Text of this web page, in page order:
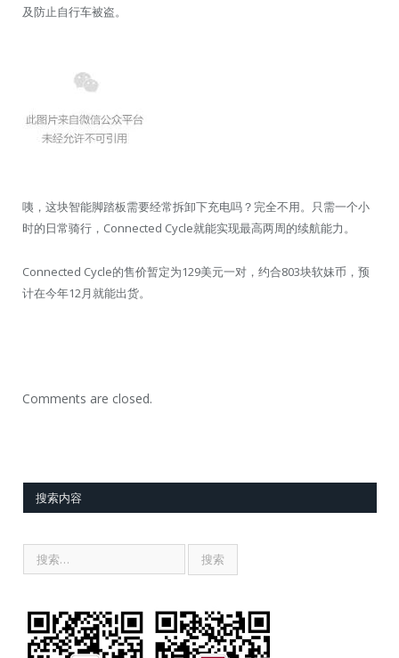
及防止自行车被盗。
咦，这块智能脚踏板需要经常拆卸下充电吗？完全不用。只需一个小
时的日常骑行，Connected Cycle就能实现最高两周的续航能力。
Connected Cycle的售价暂定为129美元一对，约合803块软妹币，预
计在今年12月就能出货。
Comments are closed.
搜索内容